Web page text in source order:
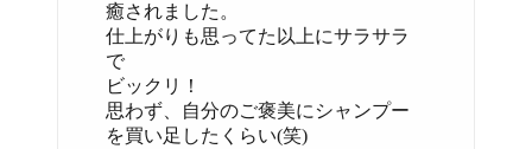
癒されました。
仕上がりも思ってた以上にサラサラ
で
ビックリ！
思わず、自分のご褒美にシャンプー
を買い足したくらい(笑)